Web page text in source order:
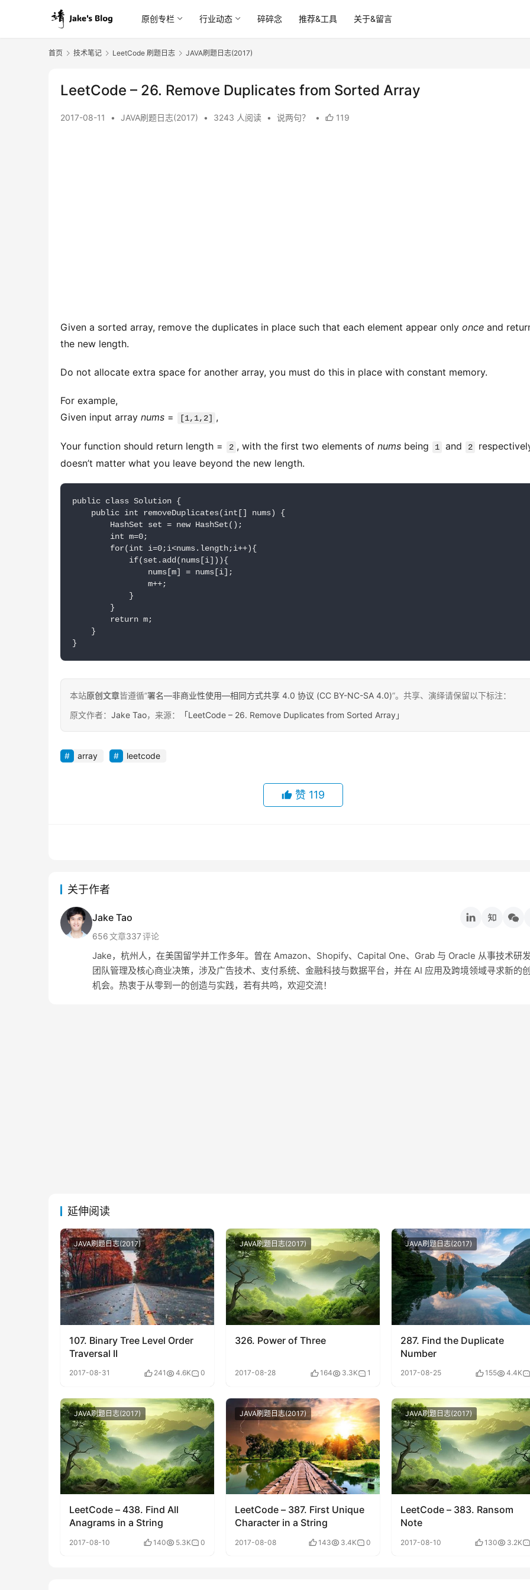
原创专栏 行业动态 碎碎念 推荐&工具 关于&留言
首页 技术笔记 LeetCode 刷题日志 JAVA刷题日志(2017)
LeetCode – 26. Remove Duplicates from Sorted Array
2017-08-11 • JAVA刷题日志(2017) • 3243 人阅读 • 说两句？ • 119
Given a sorted array, remove the duplicates in place such that each element appear only once and
the new length.
Do not allocate extra space for another array, you must do this in place with constant memory.
For example,
Given input array nums = [1,1,2] ,
Your function should return length = 2 , with the first two elements of nums being 1 and 2
doesn’t matter what you leave beyond the new length.
public class Solution {
    public int removeDuplicates(int[] nums) {
        HashSet set = new HashSet();
        int m=0;
        for(int i=0;i<nums.length;i++){
            if(set.add(nums[i])){
                nums[m] = nums[i];
                m++;
            }
        }
        return m;
    }
}
本站原创文章皆遵循“署名—非商业性使用—相同方式共享 4.0 协议 (CC BY-NC-SA 4.0)”。共享、演绎请保留以下标注：
原文作者： Jake Tao，来源： 「LeetCode – 26. Remove Duplicates from Sorted Array」
array leetcode
赞 119
关于作者
Jake Tao
656文章337评论
Jake，杭州人，在美国留学并工作多年。曾在 Amazon、Shopify、Capital One、Grab 与 Oracle 从事技术研发
团队管理及核心商业决策，涉及广告技术、支付系统、金融科技与数据平台，并在 AI 应用及跨境领域寻求新的
机会。热衷于从零到一的创造与实践，若有共鸣，欢迎交流！
延伸阅读
JAVA刷题日志(2017)
107. Binary Tree Level Order
Traversal II
2017-08-31 241 4.6K 0
JAVA刷题日志(2017)
326. Power of Three
2017-08-28 164 3.3K 1
JAVA刷题日志(2017)
287. Find the Duplicate
Number
2017-08-25 155 4.4K
JAVA刷题日志(2017)
LeetCode – 438. Find All
Anagrams in a String
2017-08-10 140 5.3K 0
JAVA刷题日志(2017)
LeetCode – 387. First Unique
Character in a String
2017-08-08 143 3.4K 0
JAVA刷题日志(2017)
LeetCode – 383. Ransom
Note
2017-08-10 130 3.2K